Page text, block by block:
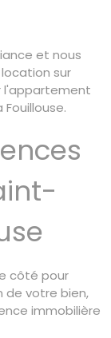
et nous
sur
l'appartement
côté pour
de votre bien,
immobilière